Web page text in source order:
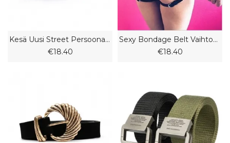
Kesä Uusi Street Persoonallisuus Unisex Vyö Punk Muoti Kallo Naisten Vyö
€18.40
Sexy Bondage Belt Vaihtoehtoinen Rannekorun Jalka Sormus Pari Bundle Flirtti Irrotettava Vyötäröketju
€18.40